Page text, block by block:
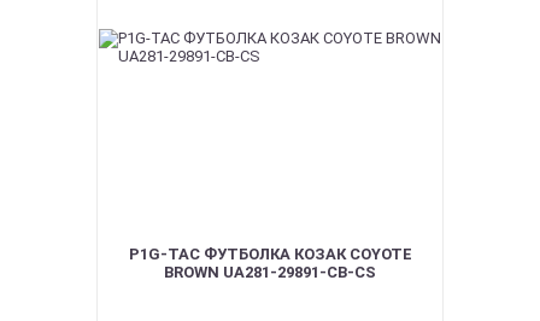
P1G-TAC ФУТБОЛКА КОЗАК COYOTE
BROWN UA281-29891-CB-CS